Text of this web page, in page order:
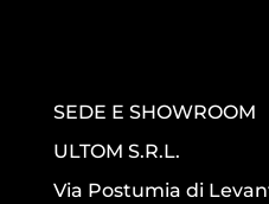
SEDE E SHOWROOM
ULTOM S.R.L.
Via Postumia di